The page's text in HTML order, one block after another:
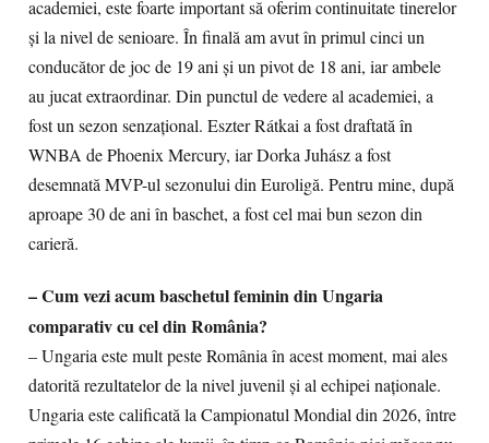
academiei, este foarte important să oferim continuitate tinerelor
și la nivel de senioare. În finală am avut în primul cinci un
conducător de joc de 19 ani și un pivot de 18 ani, iar ambele
au jucat extraordinar. Din punctul de vedere al academiei, a
fost un sezon senzațional. Eszter Rátkai a fost draftată în
WNBA de Phoenix Mercury, iar Dorka Juhász a fost
desemnată MVP-ul sezonului din Euroligă. Pentru mine, după
aproape 30 de ani în baschet, a fost cel mai bun sezon din
carieră.
– Cum vezi acum baschetul feminin din Ungaria
comparativ cu cel din România?
– Ungaria este mult peste România în acest moment, mai ales
datorită rezultatelor de la nivel juvenil și al echipei naționale.
Ungaria este calificată la Campionatul Mondial din 2026, între